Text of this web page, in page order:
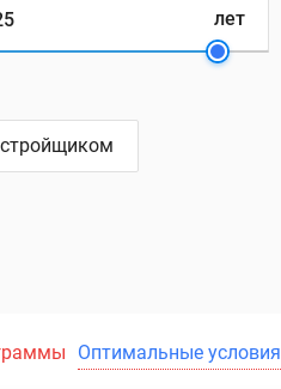
лет
Оптимальные условия